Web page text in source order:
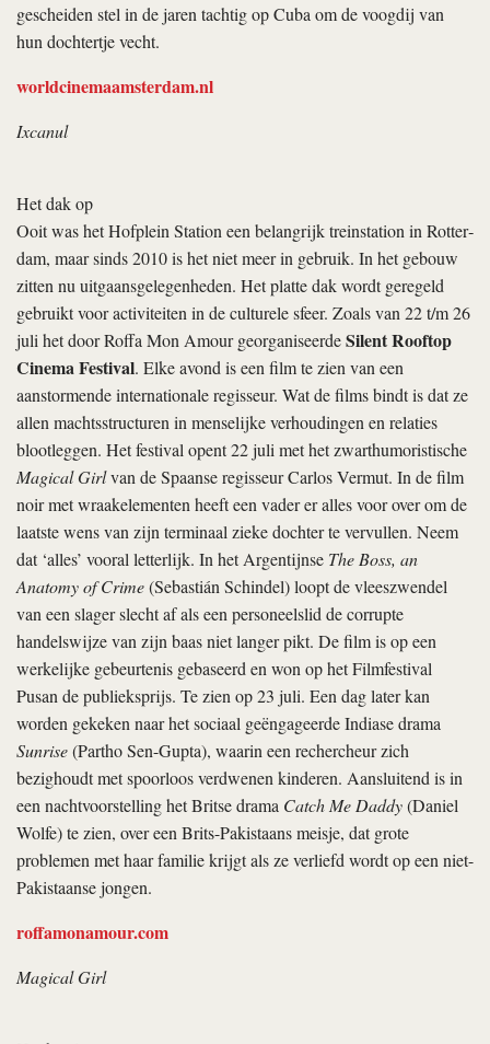
gescheiden stel in de jaren tachtig op Cuba om de voogdij van
hun dochtertje vecht.
worldcinemaamsterdam.nl
Ixcanul
Het dak op
Ooit was het Hofplein Station een belangrijk treinstation in Rotter­
dam, maar sinds 2010 is het niet meer in gebruik. In het gebouw
zitten nu uitgaansgelegenheden. Het platte dak wordt geregeld
gebruikt voor activiteiten in de culturele sfeer. Zoals van 22 t/m 26
juli het door Roffa Mon Amour georganiseerdeSilent Rooftop
Cinema Festival. Elke avond is een film te zien van een
aanstormende internationale regisseur. Wat de films bindt is dat ze
allen machtsstructuren in menselijke verhoudingen en relaties
blootleggen. Het festival opent 22 juli met het zwarthumoristische
Magical Girlvan de Spaanse regisseur Carlos Vermut. In de film
noir met wraakelementen heeft een vader er alles voor over om de
laatste wens van zijn terminaal zieke dochter te vervullen. Neem
dat ‘alles’ vooral letterlijk. In het Argentijnse The Boss, an
Anatomy of Crime(Sebastián Schindel) loopt de vleeszwendel
van een slager slecht af als een personeelslid de corrupte
handelswijze van zijn baas niet langer pikt. De film is op een
werkelijke gebeurtenis gebaseerd en won op het Filmfestival
Pusan de publieksprijs. Te zien op 23 juli. Een dag later kan
worden gekeken naar het sociaal geëngageerde Indiase drama
Sunrise(Partho Sen-Gupta), waarin een rechercheur zich
bezighoudt met spoorloos verdwenen kinderen. Aansluitend is in
een nachtvoorstelling het Britse drama Catch Me Daddy(Daniel
Wolfe) te zien, over een Brits-Pakistaans meisje, dat grote
problemen met haar familie krijgt als ze verliefd wordt op een niet-
Pakistaanse jongen.
roffamonamour.com
Magical Girl